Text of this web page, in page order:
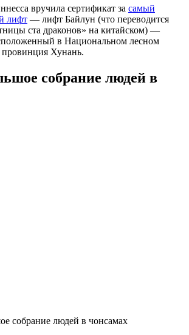
вручила сертификат за самый
лифт — лифт Байлун (что переводится
ста драконов» на китайском) —
в Национальном лесном
провинция Хунань.
собрание людей в
собрание людей в чонсамах